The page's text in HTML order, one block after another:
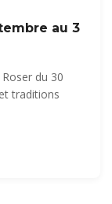
au 3
du 30
traditions